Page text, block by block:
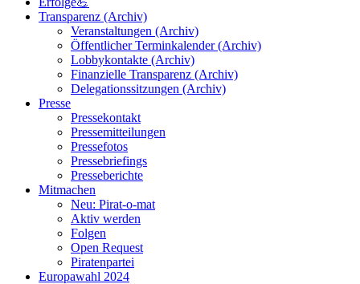
Transparenz (Archiv)
Veranstaltungen (Archiv)
Öffentlicher Terminkalender (Archiv)
Lobbykontakte (Archiv)
Finanzielle Transparenz (Archiv)
Delegationssitzungen (Archiv)
Presse
Pressekontakt
Pressemitteilungen
Pressefotos
Pressebriefings
Presseberichte
Mitmachen
Neu: Pirat-o-mat
Aktiv werden
Folgen
Open Request
Piratenpartei
Europawahl 2024